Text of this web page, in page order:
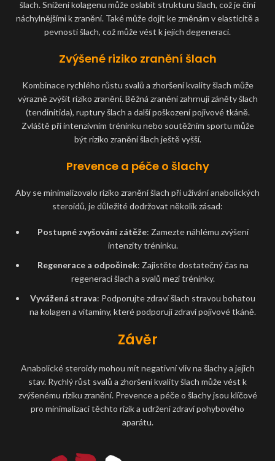
šlach. Snížení kolagenu může oslabit strukturu šlach, což je činí
náchylnějšími k zranění. Také může dojít ke změnám v elasticitě a
pevnosti šlach, což může vést k jejich degeneraci.
Zvýšené riziko zranění šlach
Kombinace rychlého růstu svalů a zhoršení kvality šlach může
výrazně zvýšit riziko zranění. Běžná zranění zahrnují záněty šlach
(tendinitida), ruptury šlach a další poškození pojivové tkáně.
Zvláště při intenzivním tréninku nebo soutěžním sportu může
být riziko zranění šlach ještě vyšší.
Prevence a péče o šlachy
Aby se minimalizovalo riziko zranění šlach při užívání anabolických
steroidů, je důležité dodržovat několik zásad:
Postupné zvyšování zátěže: Zamezte náhlému zvýšení
intenzity tréninku.
Regenerace a odpočinek: Zajistěte dostatečný čas na
regeneraci šlach a svalů mezi tréninky.
Vyvážená strava: Podporujte zdraví šlach stravou bohatou
na kolagen a vitamíny, které podporují zdraví pojivové tkáně.
Závěr
Anabolické steroidy mohou mít negativní vliv na šlachy a jejich
stav. Rychlý růst svalů a zhoršení kvality šlach může vést k
zvýšenému riziku zranění. Prevence a péče o šlachy jsou klíčové
pro minimalizaci těchto rizik a udržení zdraví pohybového
aparátu.